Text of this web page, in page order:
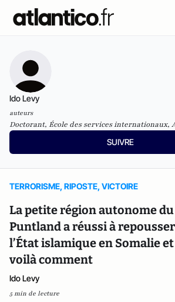
Ido Levy
auteurs
Doctorant, École des services internationaux,
SUIVRE
TERRORISME, RIPOSTE, VICTOIRE
La petite région autonome du
Puntland a réussi à repousser
l’État islamique en Somalie et
voilà comment
Ido Levy
5 min de lecture